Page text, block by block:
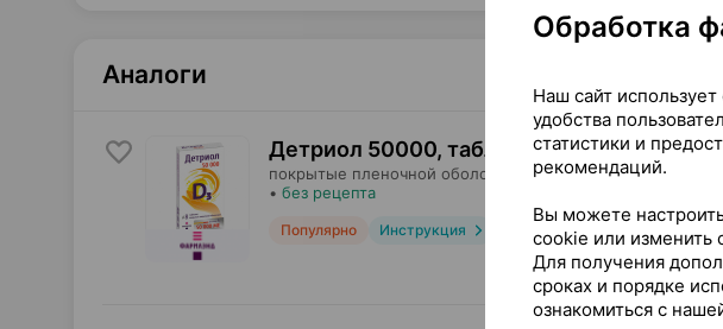
Аналоги
Детриол 50000, таблетки,50000 МЕ×8
покрытые пленочной оболочкой, Фармлэнд, Беларусь
• без рецепта
Популярно Инструкция
Обработка
Наш сайт
удобства
статистики и
рекомендаций.
Вы можете
cookie или изменить
Для получения
сроках и порядке
ознакомиться с